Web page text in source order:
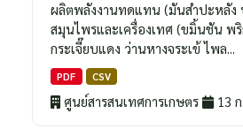
ผลิตพลังงานทดแทน (มันสำปะหลัง
สมุนไพรและเครื่องเทศ (ขมิ้นชัน พ
กระเจี๊ยบแดง ว่านหางจระเข้ ไพล...
PDF CSV
ศูนย์สารสนเทศการเกษตร 13 ก